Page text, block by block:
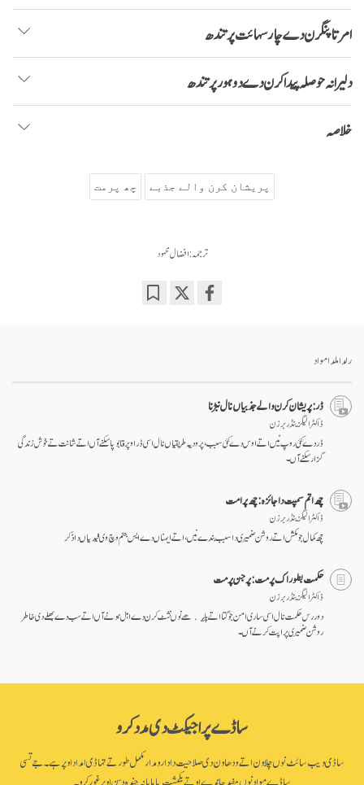
امرتا پنگرن دے چار سہائت پرتندھ
دلیرانہ حوصلہ پیدا کرن دے دو ہور پرتندھ
خلاصہ
پریشان کرن والے جذبے چھ پرمت
ترجمہ: افضال محمود
رلدا ملدا مواد
ڈر: پریشان کرن والے جذبیاں نال نبڑنا
ڈاکٹر الیگزینڈر برزن
ڈر دے کئی روپ نیں اتے اوس دے کئی سبب، پر ودیہ طریقیاں نال اسی ڈر اوپر قابو پا سکنے آں اتے شانت تے خوش زندگی
گزار سکنے آں۔
چھ اتم سمپت دا جائزہ: چھ پرامت
ڈاکٹر الیگزینڈر برزن
چھ کمال جو مکش اتے روشن ضمیری دا سبب بندے نیں، اتے ایہناں دے ایس جنم وچ وی فیدیاں دا ذکر
حکمت بطور اک پرمت: پرجن پرمت
ڈاکٹر الیگزینڈر برزن
دور رس حکمت نال اسی ساری امن جوگتا اتے پلیکھے نوں نشٹ کرن دے اہل ہونے آں اتے سب دے بھلے دی خاطر
روشن ضمیری پراپت کرنے آں۔
ساڈے پراجیکٹ دی مدد کرو
ساڈی ویب سائٹ نوں چلاون اتے ودھاون دی صلاحیت دا دارومدار مکمل طور تے تہاڈی امداد اوپر ہے۔ جے تسی
ساڈے مواد نوں مفید جاندے او تے یکمشت یا ماہانہ چندہ دین اوپر غور کرو۔